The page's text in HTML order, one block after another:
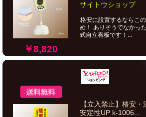
￥8,820
サイトウショップ
格安に設置するならこ
め！ ありそうでなかっ
式自立看板です！...
【立入禁止】格安
安定性UP k-1006...